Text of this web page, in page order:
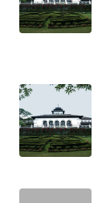
WN
LABUHANBATU
TAPANULI
TENGAH
WN DELI
SERDANG